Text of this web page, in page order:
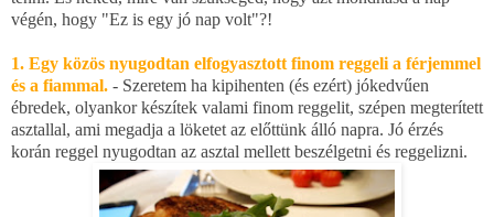
végén, hogy "Ez is egy jó nap volt"?!
1. Egy közös nyugodtan elfogyasztott finom reggeli a férjemmel
és a fiammal. - Szeretem ha kipihenten (és ezért) jókedvűen
ébredek, olyankor készítek valami finom reggelit, szépen megterített
asztallal, ami megadja a löketet az előttünk álló napra. Jó érzés
korán reggel nyugodtan az asztal mellett beszélgetni és reggelizni.